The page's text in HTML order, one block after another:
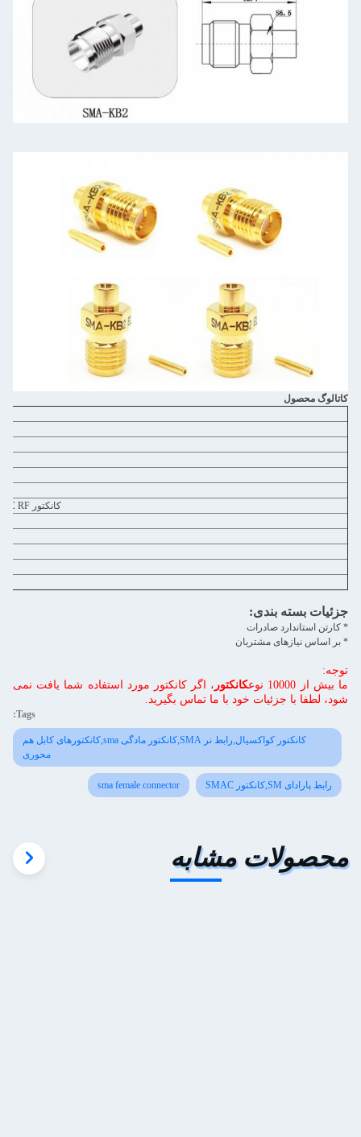
کاتالوگ محصول
کانکتور BNC RFکانکتورهای موج میلیمتر ((2.4mm، 2.92mm)
جزئیات بسته بندی:
* کارتن استاندارد صادرات
* بر اساس نیازهای مشتریان
توجه:
ما بیش از 10000 نوع
کانکتور ، اگر کانکتور مورد استفاده شما یافت نمی
شود، لطفا با جزئیات خود با ما تماس بگیرید.
Tags:
کانکتور کواکسیال,رابط نر SMA,کانکتور مادگی sma,کانکتورهای کابل هم
محوری
رابط پارادای SM,کانکتور SMAC sma female connector
محصولات مشابه